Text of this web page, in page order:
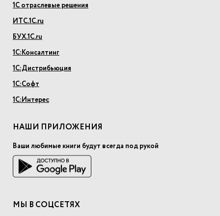
1С отраслевые решения
ИТС.1С.ru
БУХ.1С.ru
1С:Консалтинг
1С:Дистрибьюция
1С:Софт
1С:Интерес
НАШИ ПРИЛОЖЕНИЯ
Ваши любимые книги будут всегда под рукой
МЫ В СОЦСЕТЯХ